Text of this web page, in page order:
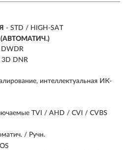
- STD / HIGH-SAT
DWDR
3D DNR
интеллектуальная ИК-
TVI / AHD / CVI / CVBS
/ Ручн.